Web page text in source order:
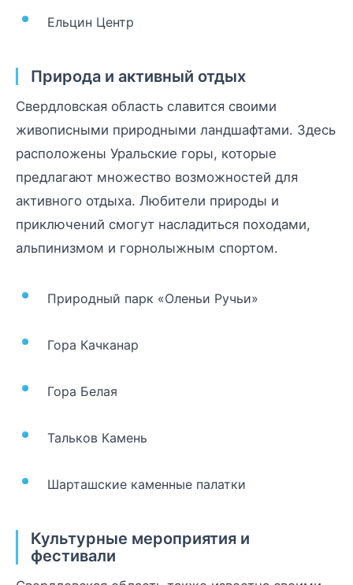
Ельцин Центр
Природа и активный отдых
Свердловская область славится своими
живописными природными ландшафтами. Здесь
расположены Уральские горы, которые
предлагают множество возможностей для
активного отдыха. Любители природы и
приключений смогут насладиться походами,
альпинизмом и горнолыжным спортом.
Природный парк «Оленьи Ручьи»
Гора Качканар
Гора Белая
Тальков Камень
Шарташские каменные палатки
Культурные мероприятия и
фестивали